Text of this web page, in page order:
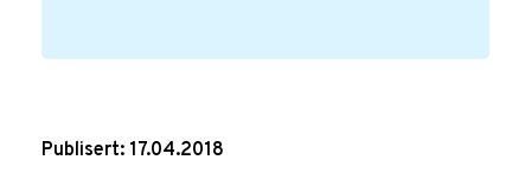
Publisert: 17.04.2018